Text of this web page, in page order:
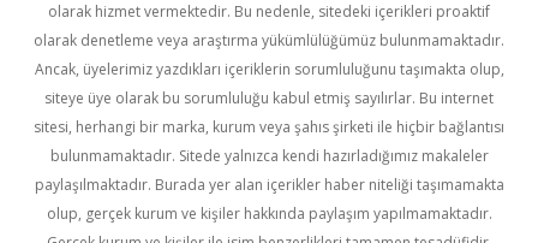
olarak hizmet vermektedir. Bu nedenle, sitedeki içerikleri proaktif
olarak denetleme veya araştırma yükümlülüğümüz bulunmamaktadır.
Ancak, üyelerimiz yazdıkları içeriklerin sorumluluğunu taşımakta olup,
siteye üye olarak bu sorumluluğu kabul etmiş sayılırlar. Bu internet
sitesi, herhangi bir marka, kurum veya şahıs şirketi ile hiçbir bağlantısı
bulunmamaktadır. Sitede yalnızca kendi hazırladığımız makaleler
paylaşılmaktadır. Burada yer alan içerikler haber niteliği taşımamakta
olup, gerçek kurum ve kişiler hakkında paylaşım yapılmamaktadır.